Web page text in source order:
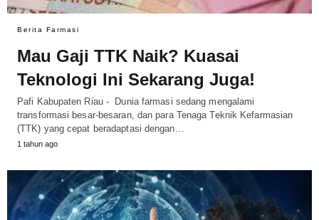
Berita Farmasi
Mau Gaji TTK Naik? Kuasai
Teknologi Ini Sekarang Juga!
Pafi Kabupaten Riau - Dunia farmasi sedang mengalami
transformasi besar-besaran, dan para Tenaga Teknik Kefarmasian
(TTK) yang cepat beradaptasi dengan…
1 tahun ago